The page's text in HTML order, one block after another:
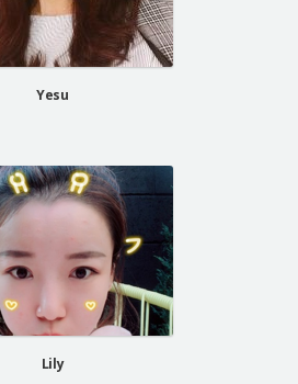
Yesu
Lily